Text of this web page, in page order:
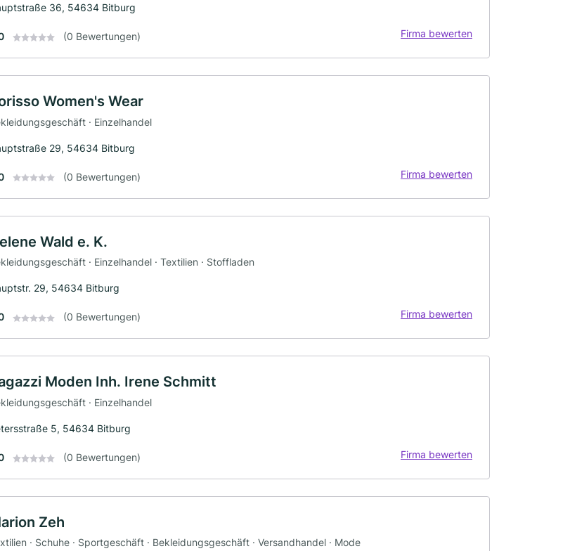
36, 54634 Bitburg
(0 Bewertungen) Firma bewerten
Women's Wear
· Einzelhandel
29, 54634 Bitburg
(0 Bewertungen) Firma bewerten
Wald e. K.
· Einzelhandel · Textilien · Stoffladen
29, 54634 Bitburg
(0 Bewertungen) Firma bewerten
Moden Inh. Irene Schmitt
· Einzelhandel
5, 54634 Bitburg
(0 Bewertungen) Firma bewerten
Zeh
· Schuhe · Sportgeschäft · Bekleidungsgeschäft · Versandhandel · Mode